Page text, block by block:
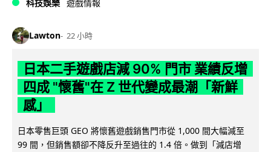
科技娛樂 遊戲情報
Lawton 22 小時
日本二手遊戲店減 90% 門市 業績反增
四成 "懷舊"在 Z 世代變成最潮「新鮮
感」
日本零售巨頭 GEO 將懷舊遊戲銷售門市從 1,000 間大幅減至
99 間，但銷售額卻不降反升至過往的 1.4 倍。做到「減店增